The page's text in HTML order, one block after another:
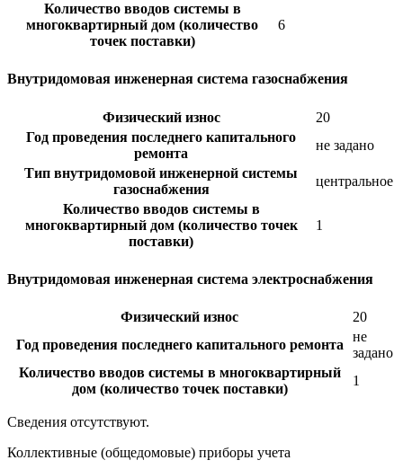
Количество вводов системы в
многоквартирный дом (количество
точек поставки)
6
Внутридомовая инженерная система газоснабжения
Физический износ
20
Год проведения последнего капитального
ремонта
не задано
Тип внутридомовой инженерной системы
газоснабжения
центральное
Количество вводов системы в
многоквартирный дом (количество точек
поставки)
1
Внутридомовая инженерная система электроснабжения
Физический износ
20
Год проведения последнего капитального ремонта
не
задано
Количество вводов системы в многоквартирный
дом (количество точек поставки)
1
Сведения отсутствуют.
Коллективные (общедомовые) приборы учета